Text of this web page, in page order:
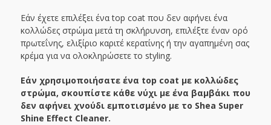
Εάν έχετε επιλέξει ένα top coat που δεν αφήνει ένα
κολλώδες στρώμα μετά τη σκλήρυνση, επιλέξτε έναν ορό
πρωτεΐνης, ελιξίριο καριτέ κερατίνης ή την αγαπημένη σας
κρέμα για να ολοκληρώσετε το styling.
Εάν χρησιμοποιήσατε ένα top coat με κολλώδες
στρώμα, σκουπίστε κάθε νύχι με ένα βαμβάκι που
δεν αφήνει χνούδι εμποτισμένο με το Shea Super
Shine Effect Cleaner.